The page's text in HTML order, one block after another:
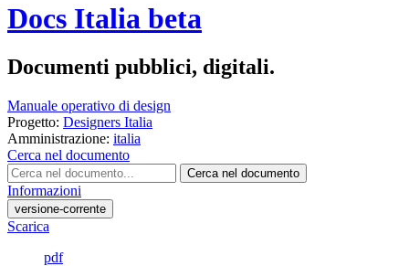
Docs Italia beta
Documenti pubblici, digitali.
Manuale operativo di design
Progetto: Designers Italia
Amministrazione: italia
Cerca nel documento
Cerca nel documento
Informazioni
versione-corrente
Scarica
pdf